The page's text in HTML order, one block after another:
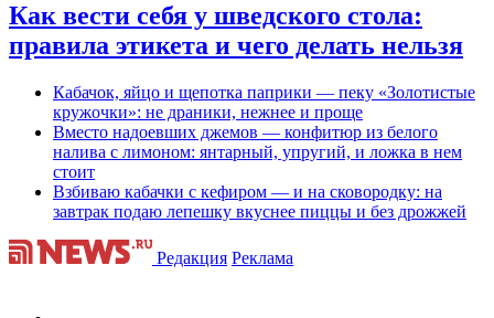
Как вести себя у шведского стола:
правила этикета и чего делать нельзя
Кабачок, яйцо и щепотка паприки — пеку «Золотистые
кружочки»: не драники, нежнее и проще
Вместо надоевших джемов — конфитюр из белого
налива с лимоном: янтарный, упругий, и ложка в нем
стоит
Взбиваю кабачки с кефиром — и на сковородку: на
завтрак подаю лепешку вкуснее пиццы и без дрожжей
Редакция Реклама